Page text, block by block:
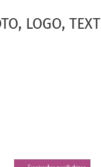
LOGO, TEXT